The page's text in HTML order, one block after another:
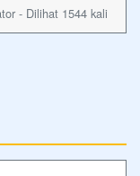
- Dilihat 1544 kali